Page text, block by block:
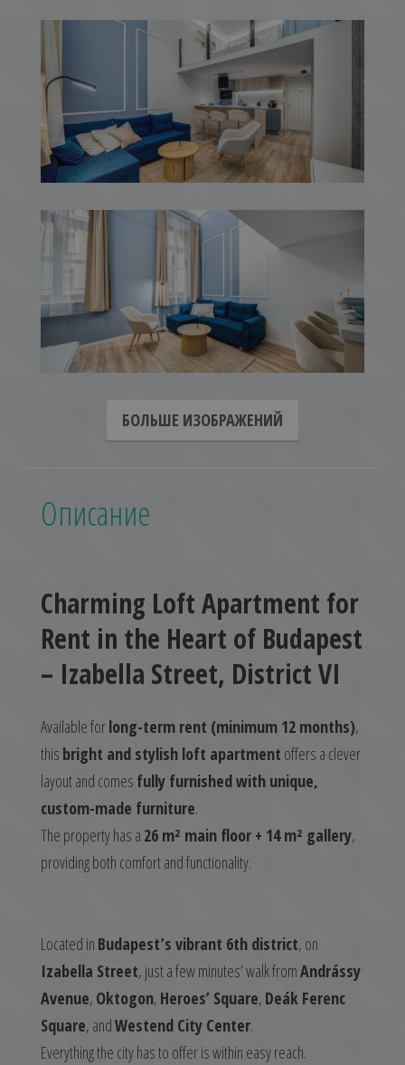
БОЛЬШЕ ИЗОБРАЖЕНИЙ
Описание
Charming Loft Apartment for
Rent in the Heart of Budapest
– Izabella Street, District VI
Available forlong-term rent (minimum 12 months),
this bright and stylish loft apartment offers a clever
layout and comes fully furnished with unique,
custom-made furniture.
The property has a 26 m² main floor + 14 m² gallery,
providing both comfort and functionality.
Located in Budapest’s vibrant 6th district, on
Izabella Street, just a few minutes’ walk fromAndrássy
Avenue, Oktogon, Heroes’ Square, Deák Ferenc
Square, andWestend City Center.
Everything the city has to offer is within easy reach.